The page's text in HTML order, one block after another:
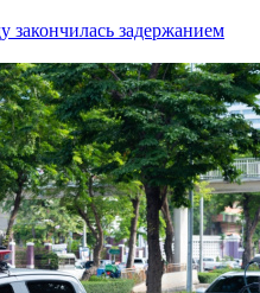
закончилась задержанием